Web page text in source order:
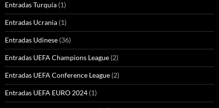
Entradas Turquía (1)
Entradas Ucrania (1)
Entradas Udinese (36)
Entradas UEFA Champions League (2)
Entradas UEFA Conference League (2)
Entradas UEFA EURO 2024 (1)